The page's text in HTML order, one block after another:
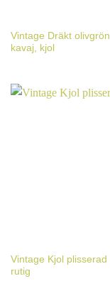
Vintage Dräkt olivgrön
kavaj, kjol
Vintage Kjol plisserad
rutig